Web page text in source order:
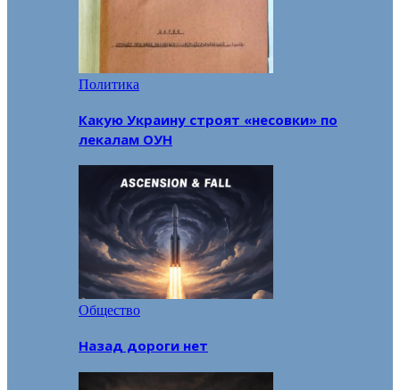
Политика
Какую Украину строят «несовки» по
лекалам ОУН
Общество
Назад дороги нет